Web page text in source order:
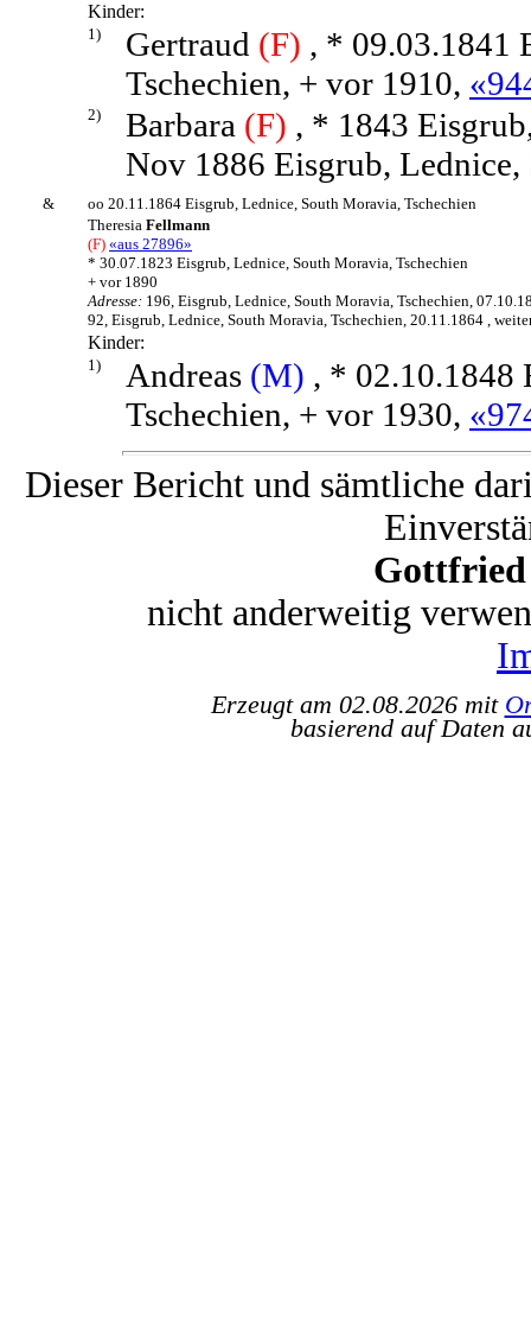
Kinder:
1) Gertraud (F) , * 09.03.1841
Tschechien, + vor 1910,
2) Barbara (F) , * 1843
Nov 1886 Eisgrub,
&
oo 20.11.1864 Eisgrub, Lednice, South Moravia, Tschechien
Theresia Fellmann
(F) «aus 27896»
* 30.07.1823 Eisgrub, Lednice, South Moravia, Tschechien
+ vor 1890
Adresse: 196, Eisgrub, Lednice, South Moravia, Tschechien,
92, Eisgrub, Lednice, South Moravia, Tschechien, 20.11.1864 ,
Kinder:
1) Andreas (M) , * 02.10.1848
Tschechien, + vor 1930,
Dieser Bericht und sämtliche
Gottfried
nicht anderweitig
Erzeugt am 02.08.2026 mit
basierend auf Daten